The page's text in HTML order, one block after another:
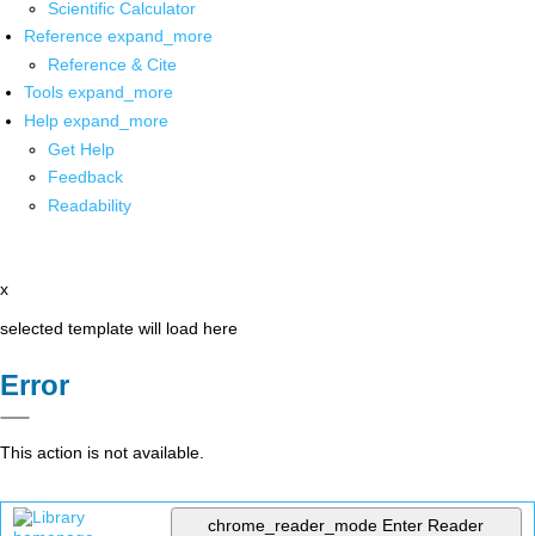
Scientific Calculator
Reference expand_more
Reference & Cite
Tools expand_more
Help expand_more
Get Help
Feedback
Readability
x
selected template will load here
Error
This action is not available.
chrome_reader_mode Enter Reader